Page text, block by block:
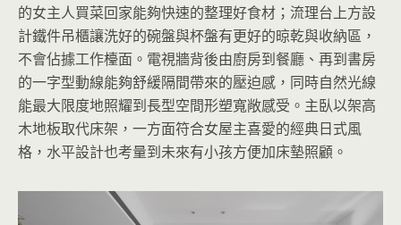
的女主人買菜回家能夠快速的整理好食材；流理台上方設
計鐵件吊櫃讓洗好的碗盤與杯盤有更好的晾乾與收納區，
不會佔據工作檯面。電視牆背後由廚房到餐廳、再到書房
的一字型動線能夠舒緩隔間帶來的壓迫感，同時自然光線
能最大限度地照耀到長型空間形塑寬敞感受。主臥以架高
木地板取代床架，一方面符合女屋主喜愛的經典日式風
格，水平設計也考量到未來有小孩方便加床墊照顧。